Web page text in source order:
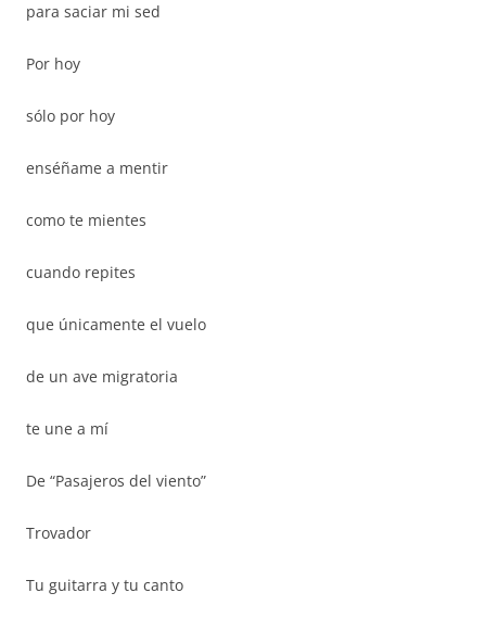
para saciar mi sed
Por hoy
sólo por hoy
enséñame a mentir
como te mientes
cuando repites
que únicamente el vuelo
de un ave migratoria
te une a mí
De “Pasajeros del viento”
Trovador
Tu guitarra y tu canto